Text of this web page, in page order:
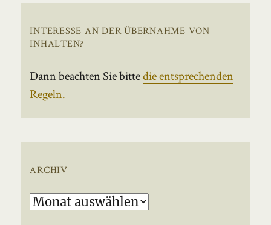
INTERESSE AN DER ÜBERNAHME VON
INHALTEN?
Dann beachten Sie bittedie entsprechenden
Regeln.
ARCHIV
Archiv